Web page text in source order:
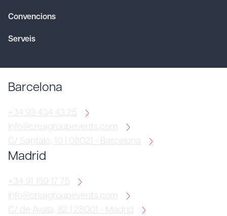
Convencions
Serveis
Barcelona
+34 93 434 43 25
info@creagroupevents.com
C/ Santaló, 10 | 08021 - Barcelona
Madrid
+34 91 159 17 75
info@creagroupevents.com
C/ de Ayala, 82 | 28001 - Madrid